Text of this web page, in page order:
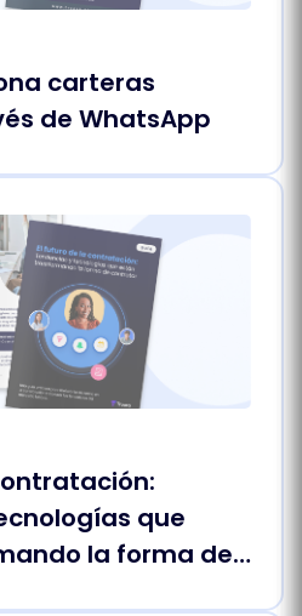
carteras
de WhatsApp
que
la forma de